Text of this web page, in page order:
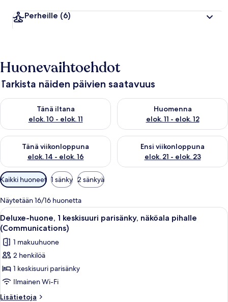
Perheille (6)
Huonevaihtoehdot
Tarkista näiden päivien saatavuus
Tänä iltana
elok. 10 - elok. 11
Tarkista tämän illan saatavuus elok. 10 - elok. 11
Huomenna
elok. 11 - elok. 12
Tarkista huomisen saatavuus
Tänä viikonloppuna
elok. 14 - elok. 16
Tarkista tämän viikonlopun saatavuus elok. 14 - elok. 16
Ensi viikonloppuna
elok. 21 - elok. 23
Tarkista ensi viikonlopun
Huoneille
saatavilla
olevia
suodattimia
Kaikki huoneet 1 sänky 2 sänkyä
Näytetään 16/16 huonetta
Avaa
kaikki
huonetyypin
Deluxe-
huone,
1
keskisuuri
parisänky,
Hotellihuone, jossa on sänky, pieni
6
Deluxe-huone, 1 keskisuuri parisänky, näköala pihalle
(Communications)
1 makuuhuone
2 henkilöä
1 keskisuuri parisänky
Ilmainen Wi-Fi
Lisätietoja
Lisätietoja